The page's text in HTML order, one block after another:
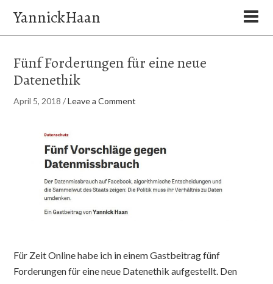
YannickHaan
Fünf Forderungen für eine neue
Datenethik
April 5, 2018 /Leave a Comment
Für Zeit Online habe ich in einem Gastbeitrag fünf
Forderungen für eine neue Datenethik aufgestellt. Den